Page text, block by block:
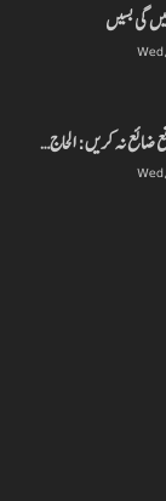
گی بسیں
ضائع نہ کریں: الحاج…